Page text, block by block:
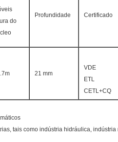
do
Profundidade Certificado
21 mm
VDE
ETL
CETL+CQ
tais como indústria hidráulica,